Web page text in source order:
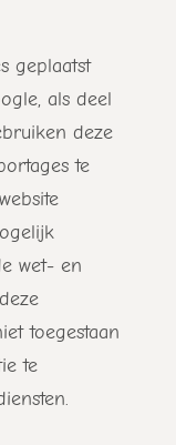
geplaatst
als deel
deze
te
wet- en
toegestaan
te